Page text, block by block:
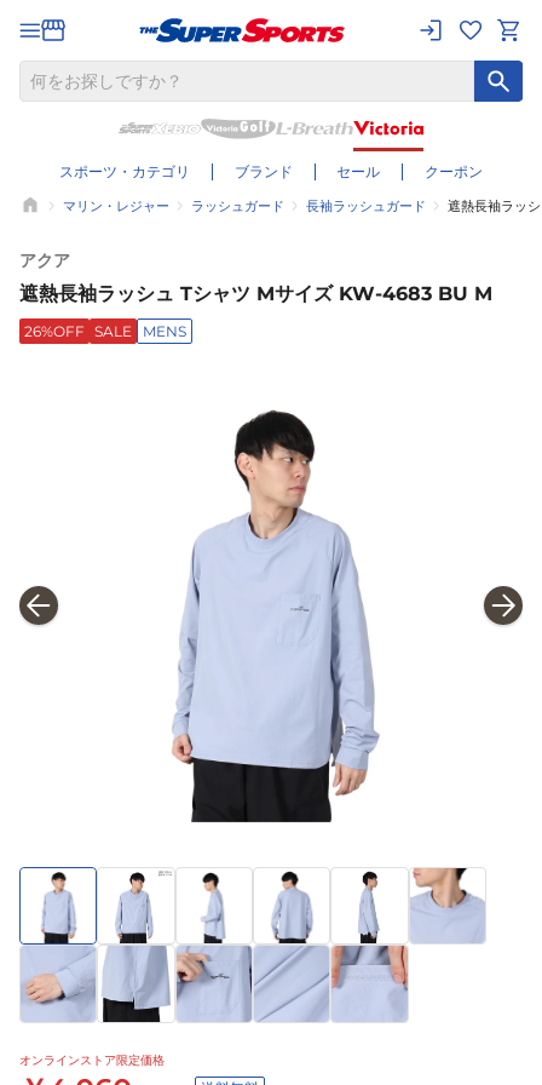
スポーツ・カテゴリ ブランド セール クーポン
マリン・レジャー ラッシュガード 長袖ラッシュガード 遮熱長袖ラッ
アクア
遮熱長袖ラッシュ Tシャツ Mサイズ KW-4683 BU M
26%OFF SALE MENS
オンラインストア限定価格